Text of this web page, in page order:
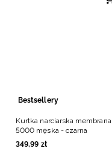
Bestsellery
Kurtka narciarska membrana
5000 męska - czarna
349,99 zł